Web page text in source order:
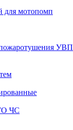
для мотопомп
пожаротушения УВП
ЧС